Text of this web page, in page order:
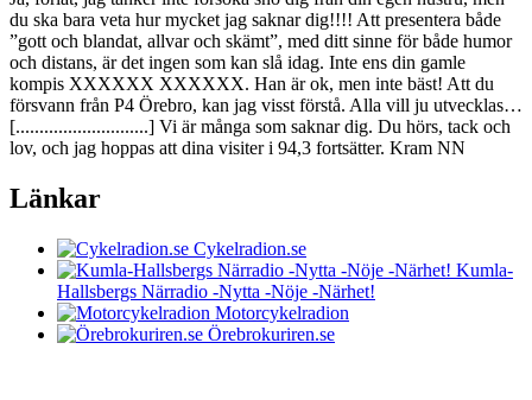
du ska bara veta hur mycket jag saknar dig!!!! Att presentera både
”gott och blandat, allvar och skämt”, med ditt sinne för både humor
och distans, är det ingen som kan slå idag. Inte ens din gamle
kompis XXXXXX XXXXXX. Han är ok, men inte bäst! Att du
försvann från P4 Örebro, kan jag visst förstå. Alla vill ju utvecklas…
[............................] Vi är många som saknar dig. Du hörs, tack och
lov, och jag hoppas att dina visiter i 94,3 fortsätter. Kram NN
Länkar
Cykelradion.se
Kumla-
Hallsbergs Närradio -Nytta -Nöje -Närhet!
Motorcykelradion
Örebrokuriren.se